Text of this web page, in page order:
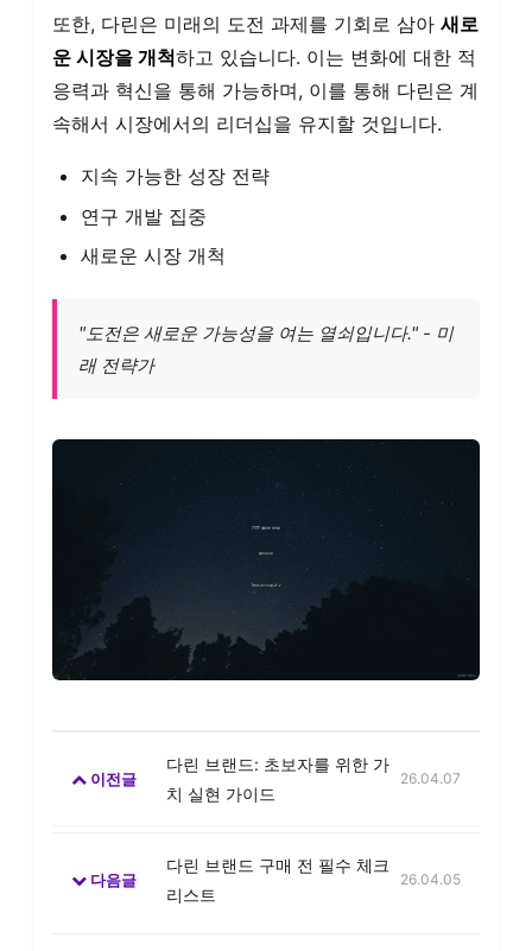
또한, 다린은 미래의 도전 과제를 기회로 삼아 새로
운 시장을 개척하고 있습니다. 이는 변화에 대한 적
응력과 혁신을 통해 가능하며, 이를 통해 다린은 계
속해서 시장에서의 리더십을 유지할 것입니다.
지속 가능한 성장 전략
연구 개발 집중
새로운 시장 개척
"도전은 새로운 가능성을 여는 열쇠입니다." - 미
래 전략가
이전글
다린 브랜드: 초보자를 위한 가
치 실현 가이드
26.04.07
다음글
다린 브랜드 구매 전 필수 체크
리스트
26.04.05